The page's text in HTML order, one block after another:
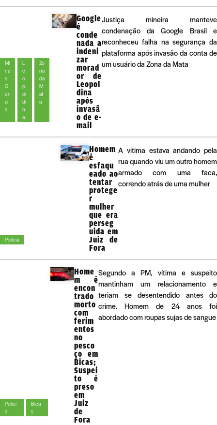
Mi
na
s
G
er
ai
s
L
e
o
p
ol
di
n
a
Zo
na
da
M
at
a
Google
é
conde
nada a
indeni
zar
morad
or de
Leopol
dina
após
invasã
o de e-
mail
Justiça mineira manteve
condenação da Google Brasil e
reconheceu falha na segurança da
plataforma após invasão da conta de
um usuário da Zona da Mata
Polícia
Homem
é
esfaqu
eado ao
tentar
protege
r
mulher
que era
perseg
uida em
Juiz de
Fora
A vítima estava andando pela
rua quando viu um outro homem
armado com uma faca,
correndo atrás de uma mulher
Políci
a
Bica
s
Home
m é
encon
trado
morto
com
ferim
entos
no
pesco
ço em
Bicas;
Suspei
to é
preso
em
Juiz
de
Fora
Segundo a PM, vítima e suspeito
mantinham um relacionamento e
teriam se desentendido antes do
crime. Homem de 24 anos foi
abordado com roupas sujas de sangue